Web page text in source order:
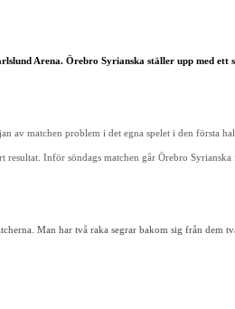
Arena. Örebro Syrianska ställer upp med
av matchen problem i det egna spelet i den första
Inför söndags matchen går Örebro Syrianska
Man har två raka segrar bakom sig från dem